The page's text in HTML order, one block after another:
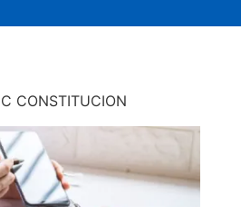
CONSTITUCION